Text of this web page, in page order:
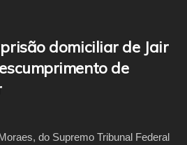
domiciliar de Jair
de
do Supremo Tribunal Federal